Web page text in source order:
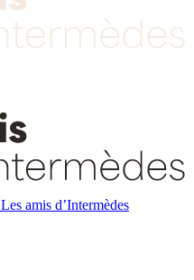
Les amis d’Intermèdes